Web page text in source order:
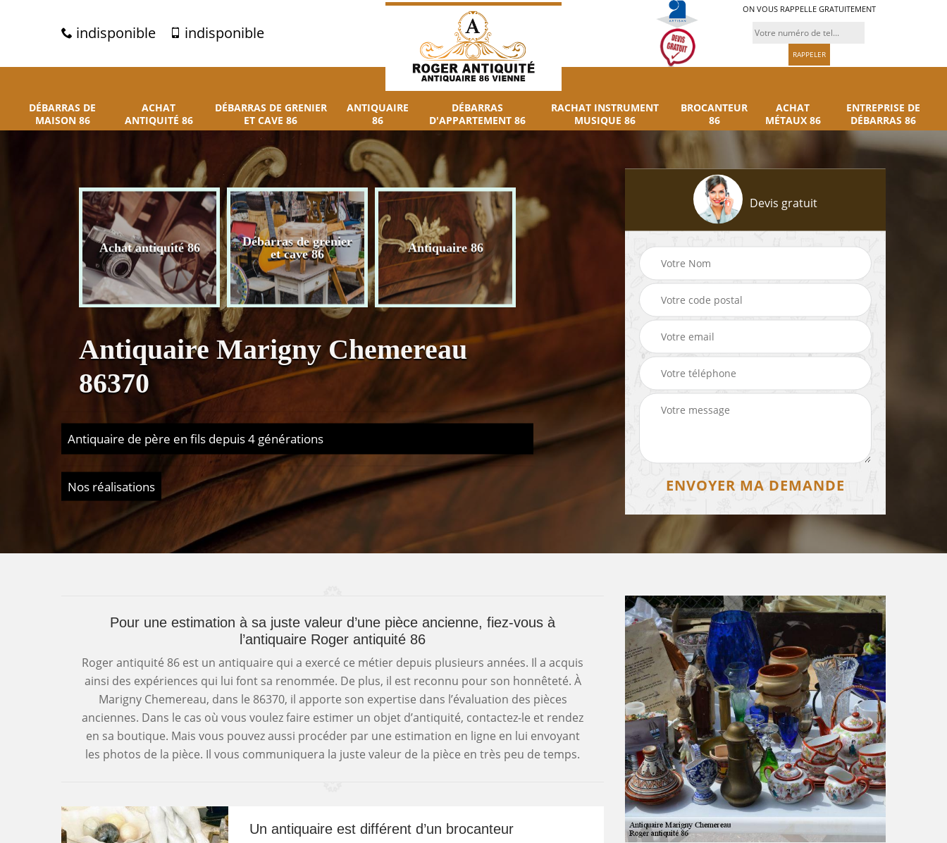
indisponible indisponible
ON VOUS RAPPELLE GRATUITEMENT
DÉBARRAS DE
MAISON 86
ACHAT
ANTIQUITÉ 86
DÉBARRAS DE GRENIER
ET CAVE 86
ANTIQUAIRE
86
DÉBARRAS
D'APPARTEMENT 86
RACHAT INSTRUMENT
MUSIQUE 86
BROCANTEUR
86
ACHAT
MÉTAUX 86
ENTREPRISE DE
DÉBARRAS 86
Achat antiquité 86
Débarras de grenier
et cave 86
Antiquaire 86
d'appartement 86
Brocanteur 86
Antiquaire Marigny Chemereau
86370
Antiquaire de père en fils depuis 4 générations
Nos réalisations
Devis gratuit
Pour une estimation à sa juste valeur d’une pièce ancienne, fiez-vous à
l’antiquaire Roger antiquité 86
Roger antiquité 86 est un antiquaire qui a exercé ce métier depuis plusieurs années. Il a acquis
ainsi des expériences qui lui font sa renommée. De plus, il est reconnu pour son honnêteté. À
Marigny Chemereau, dans le 86370, il apporte son expertise dans l’évaluation des pièces
anciennes. Dans le cas où vous voulez faire estimer un objet d’antiquité, contactez-le et rendez
en sa boutique. Mais vous pouvez aussi procéder par une estimation en ligne en lui envoyant
les photos de la pièce. Il vous communiquera la juste valeur de la pièce en très peu de temps.
Un antiquaire est différent d’un brocanteur